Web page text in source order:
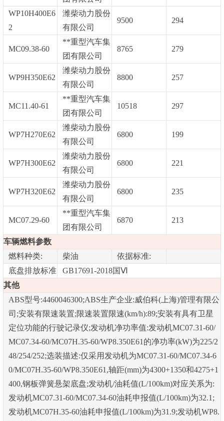
WP10H400E6
2
潍柴动力股份
有限公司
9500 294
MC09.38-60
**重型汽车集
团有限公司
8765 279
WP9H350E62
潍柴动力股份
有限公司
8800 257
MC11.40-61
**重型汽车集
团有限公司
10518 297
WP7H270E62
潍柴动力股份
有限公司
6800 199
WP7H300E62
潍柴动力股份
有限公司
6800 221
WP7H320E62
潍柴动力股份
有限公司
6800 235
MC07.29-60
**重型汽车集
团有限公司
6870 213
车辆燃料参数
燃料种类:
柴油
依据标准:
底盘排放标准
GB17691-2018国Ⅵ
其他
ABS型号:4460046300;ABS生产企业:威伯科(上海)管理有限公
司;安装有限速装置;限速装置限速(km/h):89;安装有具有卫星
定位功能的行驶记录仪;发动机净功率值:发动机MC07.31-60/
MC07.34-60/MC07H.35-60/WP8.350E61的净功率(kW)为225/2
48/254/252;选装描述:仅采用发动机为MC07.31-60/MC07.34-6
0/MC07H.35-60/WP8.350E61,轴距(mm)为4300+1350和4275+1
400,钢板弹簧悬架底盘;发动机/油耗值(L/100km)对应关系为:
发动机MC07.31-60/MC07.34-60油耗申报值(L/100km)为32.1;
发动机MC07H.35-60油耗申报值(L/100km)为31.9;发动机WP8.